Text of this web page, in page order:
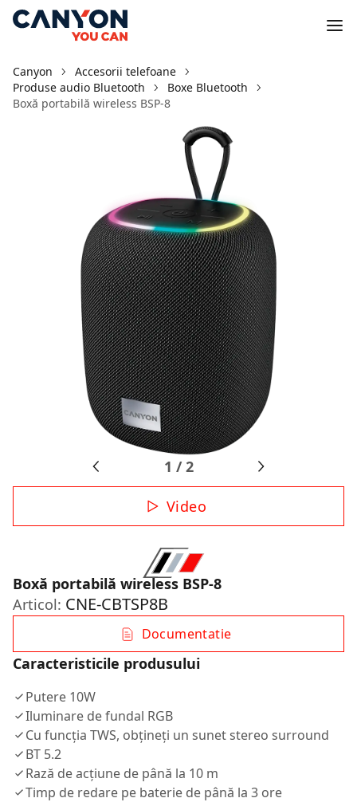
Canyon
Accesorii telefoane
Produse audio Bluetooth
Boxe Bluetooth
Boxă portabilă wireless BSP-8
1 /2
Video
Boxă portabilă wireless BSP-8
Articol: CNE-CBTSP8B
Documentatie
Caracteristicile produsului
Putere 10W
Iluminare de fundal RGB
Cu funcția TWS, obțineți un sunet stereo surround
BT 5.2
Rază de acțiune de până la 10 m
Timp de redare pe baterie de până la 3 ore